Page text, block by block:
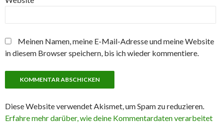
Meinen Namen, meine E-Mail-Adresse und meine Website
in diesem Browser speichern, bis ich wieder kommentiere.
Diese Website verwendet Akismet, um Spam zu reduzieren.
Erfahre mehr darüber, wie deine Kommentardaten verarbeitet